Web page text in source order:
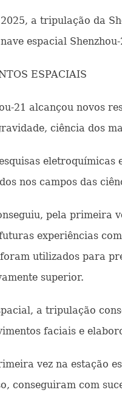
a tripulação da
espacial
ESPACIAIS
21 alcançou novos
ciência dos
eletroquímicas
nos campos das
pela primeira
experiências
utilizados para
superior.
a tripulação
faciais e
vez na estação
conseguiram com